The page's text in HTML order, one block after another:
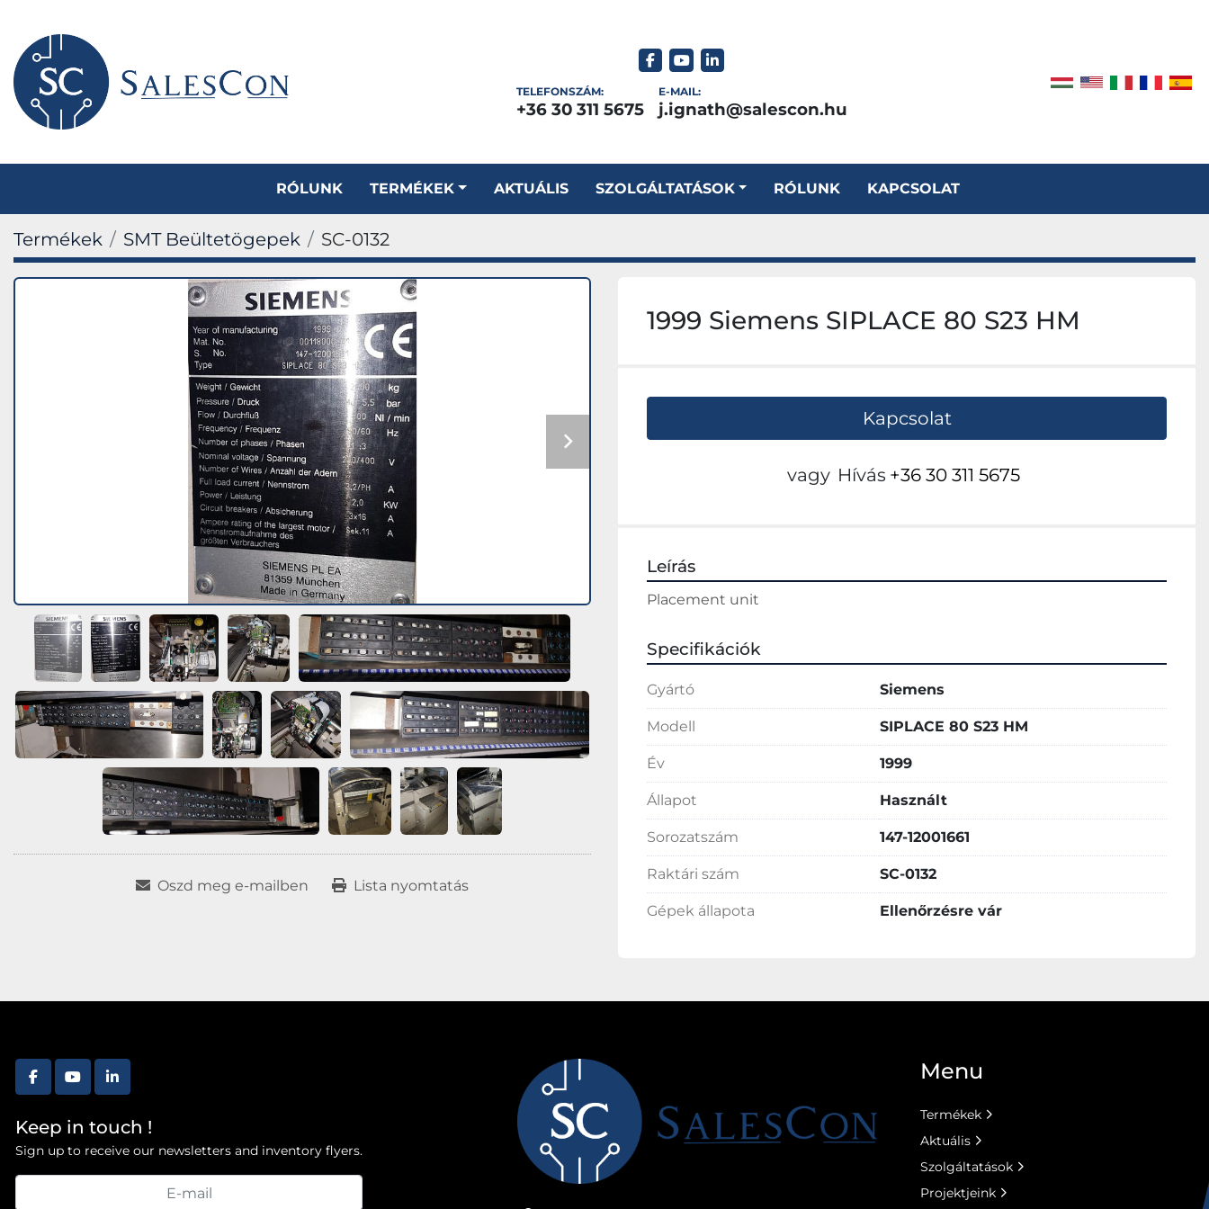
facebook
youtubelinkedin
TELEFONSZÁM:
+36 30 311 5675
E-MAIL:
j.ignath@salescon.hu
RÓLUNK TERMÉKEK AKTUÁLIS SZOLGÁLTATÁSOK RÓLUNK KAPCSOLAT
Termékek SMT Beültetögepek SC-0132
Oszd meg e-mailben Lista nyomtatás
1999 Siemens SIPLACE 80 S23 HM
Kapcsolat
vagy Hívás +36 30 311 5675
Leírás
Placement unit
Specifikációk
Gyártó Siemens
Modell SIPLACE 80 S23 HM
Év 1999
Állapot Használt
Sorozatszám 147-12001661
Raktári szám SC-0132
Gépek állapota Ellenőrzésre vár
facebookyoutubelinkedin
Keep in touch !
Sign up to receive our newsletters and inventory flyers.
Menu
Termékek
Aktuális
Szolgáltatások
Projektjeink